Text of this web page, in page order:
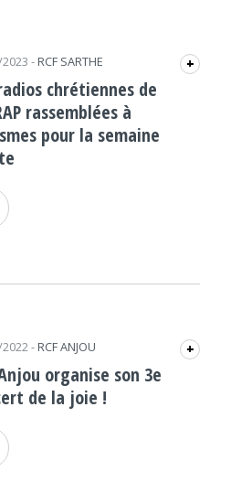
2023- RCF SARTHE +
chrétiennes de
rassemblées à
pour la semaine
2022- RCF ANJOU +
Anjou organise son 3e
de la joie !